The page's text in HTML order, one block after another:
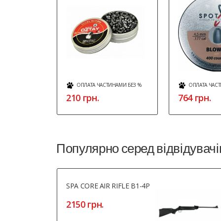
ОПЛАТА ЧАСТИНАМИ БЕЗ %
210 грн.
ОПЛАТА
764 грн.
Популярно серед
SPA CORE AIR RIFLE B1-4P
2150 грн.